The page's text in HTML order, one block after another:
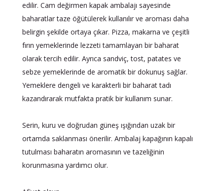
edilir. Cam değirmen kapak ambalajı sayesinde
baharatlar taze öğütülerek kullanılır ve aroması daha
belirgin şekilde ortaya çıkar. Pizza, makarna ve çeşitli
fırın yemeklerinde lezzeti tamamlayan bir baharat
olarak tercih edilir. Ayrıca sandviç, tost, patates ve
sebze yemeklerinde de aromatik bir dokunuş sağlar.
Yemeklere dengeli ve karakterli bir baharat tadı
kazandırarak mutfakta pratik bir kullanım sunar.
Serin, kuru ve doğrudan güneş ışığından uzak bir
ortamda saklanması önerilir. Ambalaj kapağının kapalı
tutulması baharatın aromasının ve tazeliğinin
korunmasına yardımcı olur.